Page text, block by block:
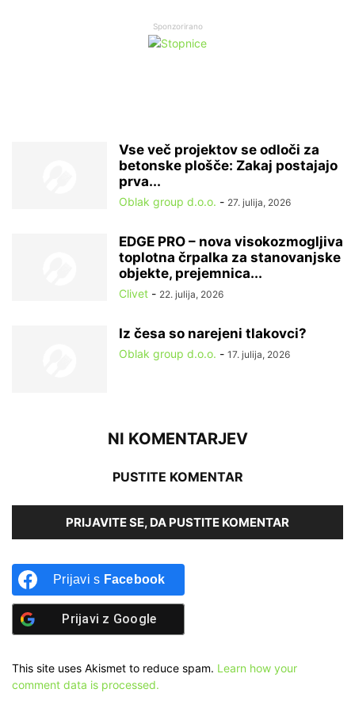
Sponzorirano
Vse več projektov se odloči za
betonske plošče: Zakaj postajajo
prva...
Oblak group d.o.o. - 27. julija, 2026
EDGE PRO – nova visokozmogljiva
toplotna črpalka za stanovanjske
objekte, prejemnica...
Clivet - 22. julija, 2026
Iz česa so narejeni tlakovci?
Oblak group d.o.o. - 17. julija, 2026
NI KOMENTARJEV
PUSTITE KOMENTAR
PRIJAVITE SE, DA PUSTITE KOMENTAR
Prijavi s Facebook
Prijavi z Google
This site uses Akismet to reduce spam. Learn how your
comment data is processed.